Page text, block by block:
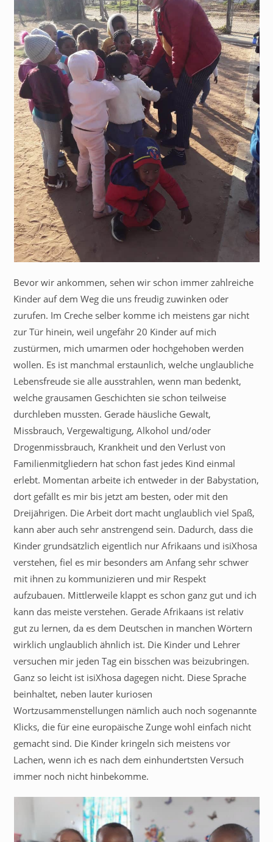
Bevor wir ankommen, sehen wir schon immer zahlreiche
Kinder auf dem Weg die uns freudig zuwinken oder
zurufen. Im Creche selber komme ich meistens gar nicht
zur Tür hinein, weil ungefähr 20 Kinder auf mich
zustürmen, mich umarmen oder hochgehoben werden
wollen. Es ist manchmal erstaunlich, welche unglaubliche
Lebensfreude sie alle ausstrahlen, wenn man bedenkt,
welche grausamen Geschichten sie schon teilweise
durchleben mussten. Gerade häusliche Gewalt,
Missbrauch, Vergewaltigung, Alkohol und/oder
Drogenmissbrauch, Krankheit und den Verlust von
Familienmitgliedern hat schon fast jedes Kind einmal
erlebt. Momentan arbeite ich entweder in der Babystation,
dort gefällt es mir bis jetzt am besten, oder mit den
Dreijährigen. Die Arbeit dort macht unglaublich viel Spaß,
kann aber auch sehr anstrengend sein. Dadurch, dass die
Kinder grundsätzlich eigentlich nur Afrikaans und isiXhosa
verstehen, fiel es mir besonders am Anfang sehr schwer
mit ihnen zu kommunizieren und mir Respekt
aufzubauen. Mittlerweile klappt es schon ganz gut und ich
kann das meiste verstehen. Gerade Afrikaans ist relativ
gut zu lernen, da es dem Deutschen in manchen Wörtern
wirklich unglaublich ähnlich ist. Die Kinder und Lehrer
versuchen mir jeden Tag ein bisschen was beizubringen.
Ganz so leicht ist isiXhosa dagegen nicht. Diese Sprache
beinhaltet, neben lauter kuriosen
Wortzusammenstellungen nämlich auch noch sogenannte
Klicks, die für eine europäische Zunge wohl einfach nicht
gemacht sind. Die Kinder kringeln sich meistens vor
Lachen, wenn ich es nach dem einhundertsten Versuch
immer noch nicht hinbekomme.